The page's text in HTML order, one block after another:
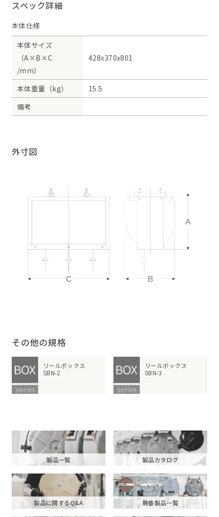
スペック詳細
本体仕様
本体サイズ
（A×B×C
/mm）
428x370x801
本体重量（kg）
15.5
備考
外寸図
その他の規格
リールボックス
SBN-2
リールボックス
SBN-3
製品一覧 製品カタログ
製品に関するQ&A 廃番製品一覧